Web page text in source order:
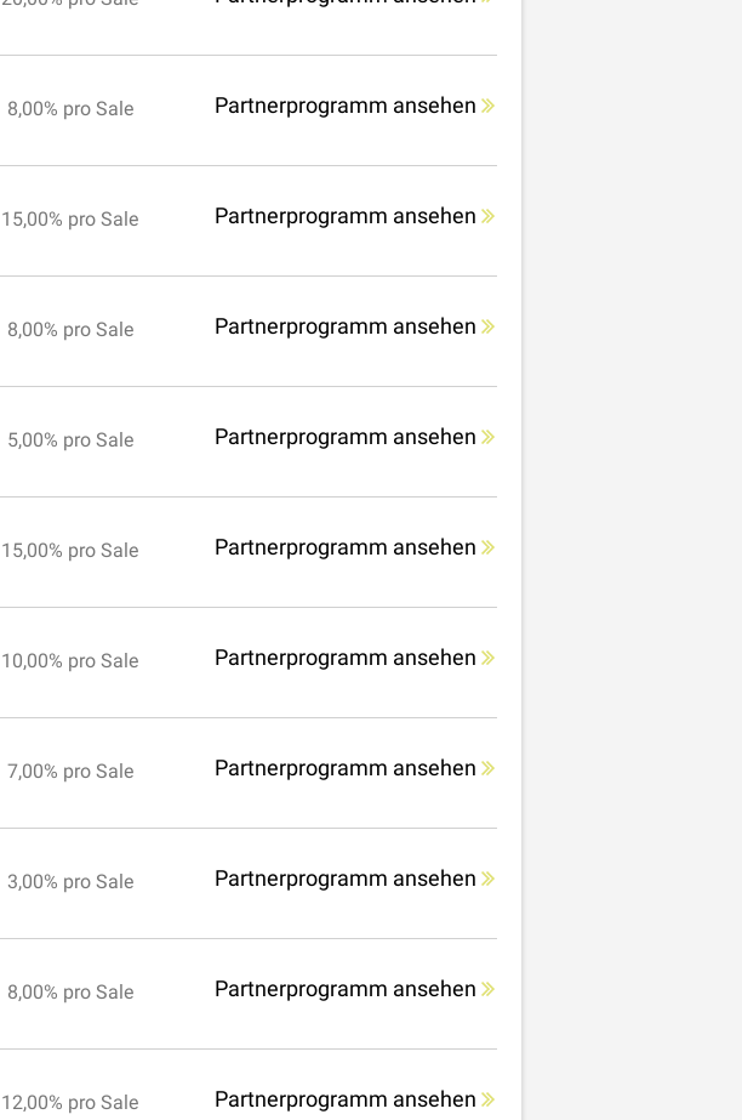
8,00% pro Sale Partnerprogramm ansehen
15,00% pro Sale Partnerprogramm ansehen
8,00% pro Sale Partnerprogramm ansehen
5,00% pro Sale Partnerprogramm ansehen
15,00% pro Sale Partnerprogramm ansehen
10,00% pro Sale Partnerprogramm ansehen
7,00% pro Sale Partnerprogramm ansehen
3,00% pro Sale Partnerprogramm ansehen
8,00% pro Sale Partnerprogramm ansehen
12,00% pro Sale Partnerprogramm ansehen